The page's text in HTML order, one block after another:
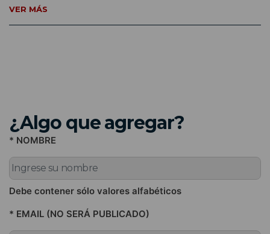
VER MÁS
¿Algo que agregar?
* NOMBRE
Debe contener sólo valores alfabéticos
* EMAIL (NO SERÁ PUBLICADO)